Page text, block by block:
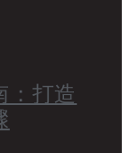
：打造